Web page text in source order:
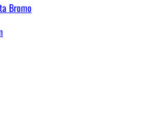
Bromo